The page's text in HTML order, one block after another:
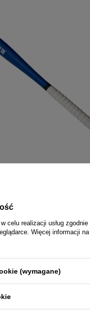
GATUNEK
zł
celu realizacji usług zgodnie
Więcej informacji
(wymagane)